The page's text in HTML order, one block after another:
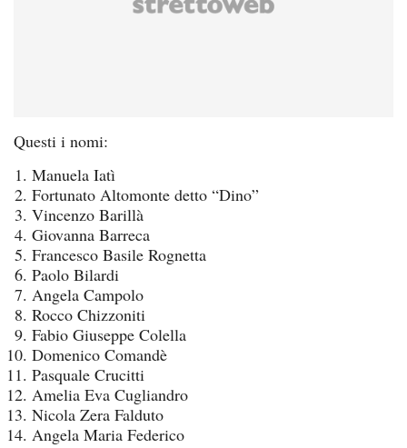
Questi i nomi:
Manuela Iatì
Fortunato Altomonte detto “Dino”
Vincenzo Barillà
Giovanna Barreca
Francesco Basile Rognetta
Paolo Bilardi
Angela Campolo
Rocco Chizzoniti
Fabio Giuseppe Colella
Domenico Comandè
Pasquale Crucitti
Amelia Eva Cugliandro
Nicola Zera Falduto
Angela Maria Federico